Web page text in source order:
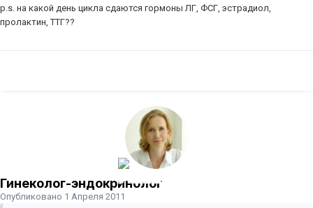
p.s. на какой день цикла сдаются гормоны ЛГ, ФСГ, эстрадиол,
пролактин, ТТГ??
Гинеколог-эндокринолог
Опубликовано 1 Апреля 2011